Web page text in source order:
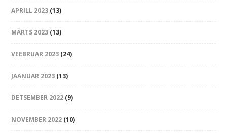
APRILL 2023 (13)
MÄRTS 2023 (13)
VEEBRUAR 2023 (24)
JAANUAR 2023 (13)
DETSEMBER 2022 (9)
NOVEMBER 2022 (10)